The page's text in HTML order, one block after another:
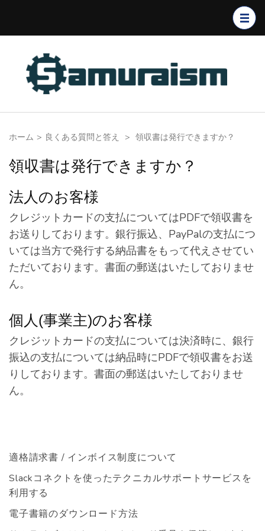
ッ
(Enter
を
押
す)
ホーム > 良くある質問と答え > 領収書は発行できますか？
領収書は発行できますか？
法人のお客様
クレジットカードの支払についてはPDFで領収書を
お送りしております。銀行振込、PayPalの支払につ
いては当方で発行する納品書をもって代えさせてい
ただいております。書面の郵送はいたしておりませ
ん。
個人(事業主)のお客様
クレジットカードの支払については決済時に、銀行
振込の支払については納品時にPDFで領収書をお送
りしております。書面の郵送はいたしておりませ
ん。
適格請求書 / インボイス制度について
Slackコネクトを使ったテクニカルサポートサービスを
利用する
電子書籍のダウンロード方法